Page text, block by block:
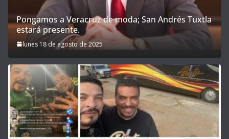
Pongamos a Veracruz de moda; San Andrés Tuxtla
estará presente.
lunes 18 de agosto de 2025